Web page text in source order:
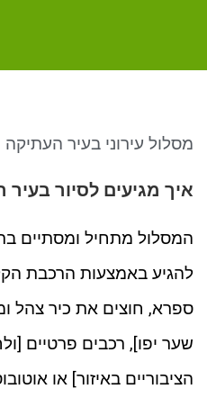
מסלול עירוני בעיר העתיקה
איך מגיעים לסיור בעיר
המסלול מתחיל ומסתיים
להגיע באמצעות הרכבת
ספרא, חוצים את כיר צהל
שער יפו], רכבים פרטיים
הציבוריים באיזור] או